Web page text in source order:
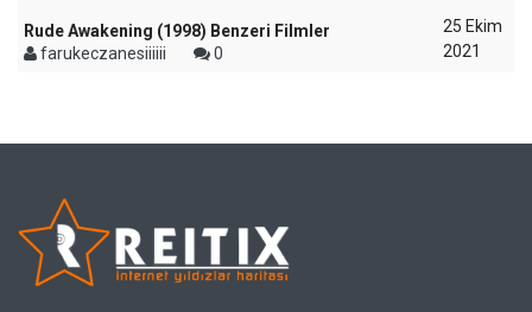
Rude Awakening (1998) Benzeri Filmler
farukeczanesiiiiii
0
25 Ekim
2021